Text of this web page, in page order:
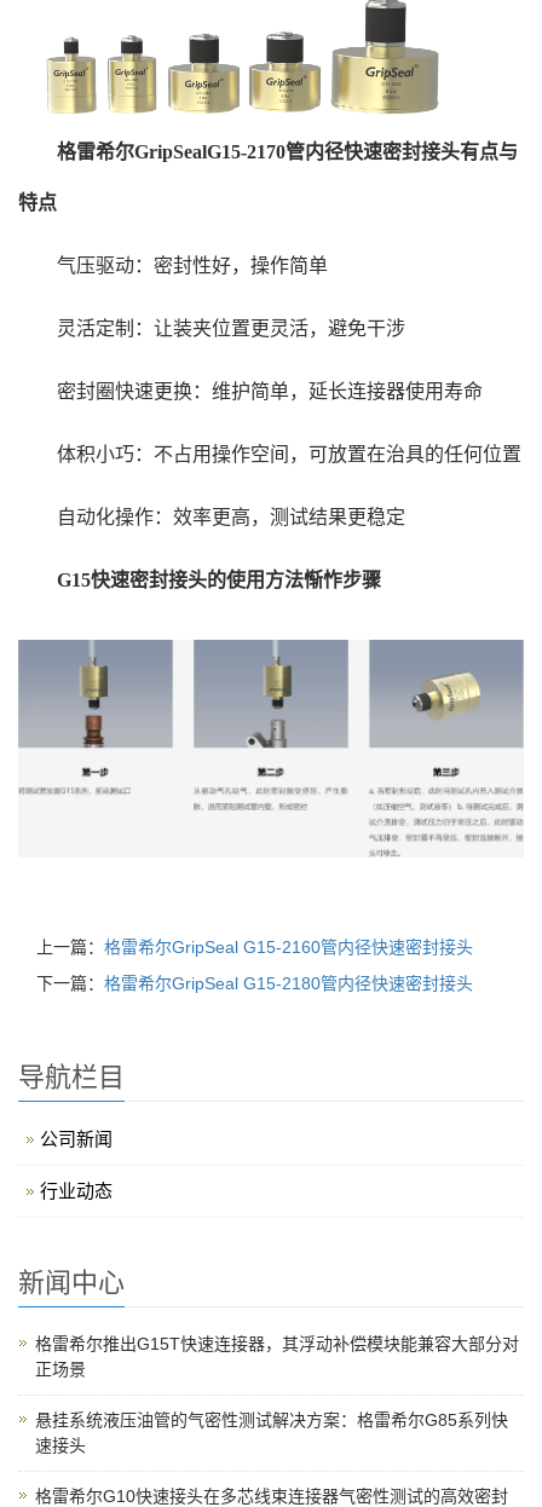
格雷希尔GripSealG15-2170管内径快速密封接头有点与
特点
气压驱动：密封性好，操作简单
灵活定制：让装夹位置更灵活，避免干涉
密封圈快速更换：维护简单，延长连接器使用寿命
体积小巧：不占用操作空间，可放置在治具的任何位置
自动化操作：效率更高，测试结果更稳定
G15快速密封接头的使用方法惭怍步骤
上一篇： 格雷希尔GripSeal G15-2160管内径快速密封接头
下一篇： 格雷希尔GripSeal G15-2180管内径快速密封接头
导航栏目
公司新闻
行业动态
新闻中心
格雷希尔推出G15T快速连接器，其浮动补偿模块能兼容大部分对
正场景
悬挂系统液压油管的气密性测试解决方案：格雷希尔G85系列快
速接头
格雷希尔G10快速接头在多芯线束连接器气密性测试的高效密封